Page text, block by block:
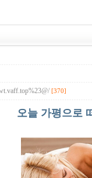
[370]
오늘 가평으로